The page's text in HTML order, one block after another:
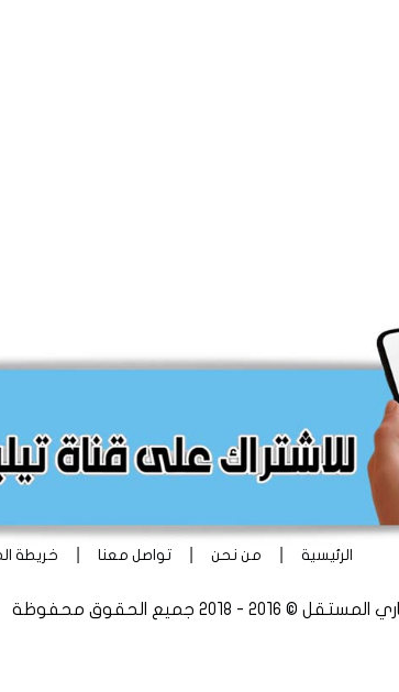
الرئيسية من نحن تواصل معنا خريطة
2018 جميع الحقوق محفوظة | تصميم